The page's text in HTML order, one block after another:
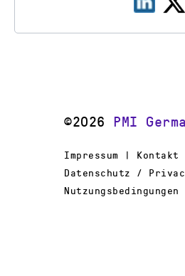
©2026 PMI
Impressum |
Datenschutz /